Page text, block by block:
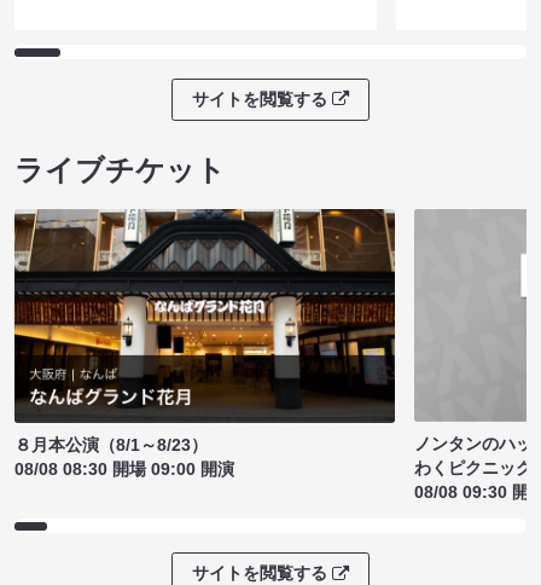
サイトを閲覧する
ライブチケット
８月本公演（8/1～8/23）
08/08 08:30 開場 09:00 開演
ノンタンのハッ
わくピクニック
08/08 09:30 開
サイトを閲覧する